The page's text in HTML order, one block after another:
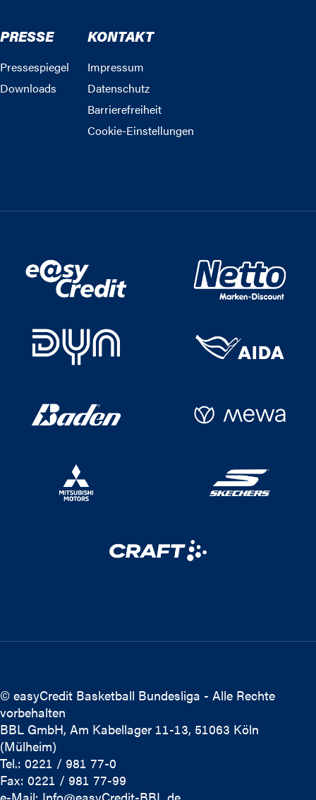
PRESSE
Pressespiegel
Downloads
KONTAKT
Impressum
Datenschutz
Barrierefreiheit
Cookie-Einstellungen
© easyCredit Basketball Bundesliga - Alle Rechte
vorbehalten
BBL GmbH, Am Kabellager 11-13, 51063 Köln
(Mülheim)
Tel.: 0221 / 981 77-0
Fax: 0221 / 981 77-99